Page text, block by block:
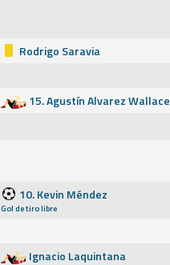
Rodrigo Saravia
15. Agustín Alvarez Wallace
10. Kevin Méndez
Gol de tiro libre
Ignacio Laquintana